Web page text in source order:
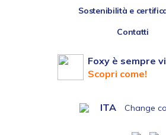
Sostenibilità e
Contatti
Foxy è sempre
Scopri come!
ITA Change